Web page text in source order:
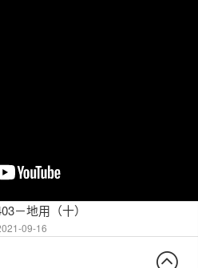
－地用（十）
09-16